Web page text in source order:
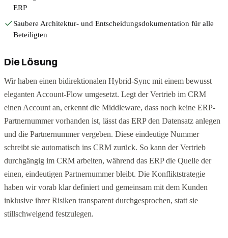
ERP
Saubere Architektur- und Entscheidungsdokumentation für alle
Beteiligten
Die Lösung
Wir haben einen bidirektionalen Hybrid-Sync mit einem bewusst
eleganten Account-Flow umgesetzt. Legt der Vertrieb im CRM
einen Account an, erkennt die Middleware, dass noch keine ERP-
Partnernummer vorhanden ist, lässt das ERP den Datensatz anlegen
und die Partnernummer vergeben. Diese eindeutige Nummer
schreibt sie automatisch ins CRM zurück. So kann der Vertrieb
durchgängig im CRM arbeiten, während das ERP die Quelle der
einen, eindeutigen Partnernummer bleibt. Die Konfliktstrategie
haben wir vorab klar definiert und gemeinsam mit dem Kunden
inklusive ihrer Risiken transparent durchgesprochen, statt sie
stillschweigend festzulegen.